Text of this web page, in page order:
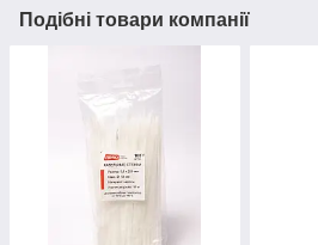
Подібні товари компанії